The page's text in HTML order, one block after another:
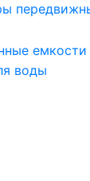
емкости
воды